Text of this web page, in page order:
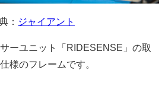
： ジャイアント
ーユニット「RIDESENSE」の取
様のフレームです。